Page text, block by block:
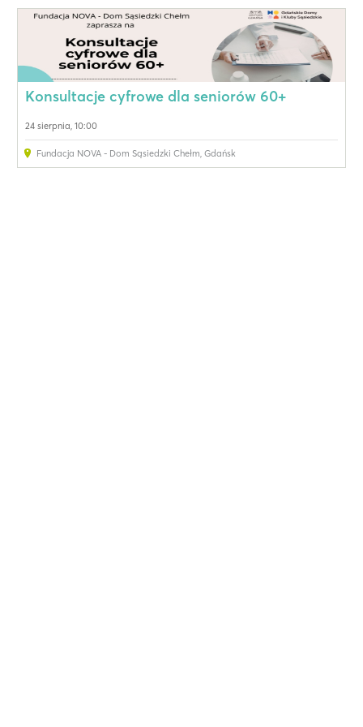
Konsultacje cyfrowe dla seniorów 60+
24 sierpnia, 10:00
Fundacja NOVA - Dom Sąsiedzki Chełm, Gdańsk